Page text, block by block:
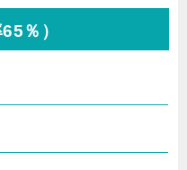
％）